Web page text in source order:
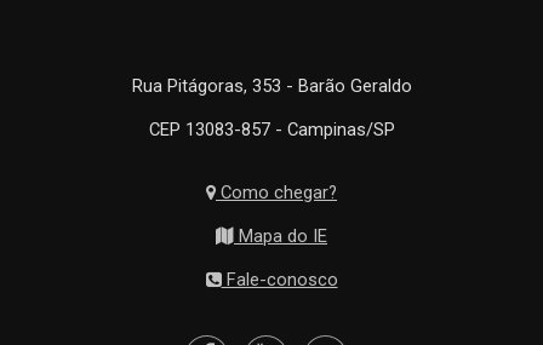
Rua Pitágoras, 353 - Barão Geraldo
CEP 13083-857 - Campinas/SP
Como chegar?
Mapa do IE
Fale-conosco